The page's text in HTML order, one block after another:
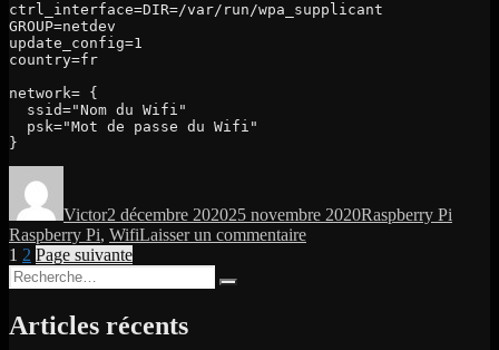
ctrl_interface=DIR=/var/run/wpa_supplicant
GROUP=netdev
update_config=1
country=fr
network= {
}
Victor2 décembre 202025 novembre 2020Raspberry Pi
Raspberry Pi, WifiLaisser un commentairesur
Pagination
des
publications
Page
1 Page
2 Page suivante
Recherche
pour :
Articles récents